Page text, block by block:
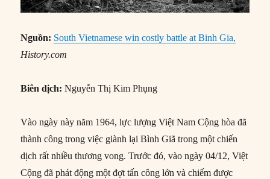
Nguồn: South Vietnamese win costly battle at Binh Gia,
History.com
Biên dịch: Nguyễn Thị Kim Phụng
Vào ngày này năm 1964, lực lượng Việt Nam Cộng hòa đã
thành công trong việc giành lại Bình Giã trong một chiến
dịch rất nhiều thương vong. Trước đó, vào ngày 04/12, Việt
Cộng đã phát động một đợt tấn công lớn và chiếm được